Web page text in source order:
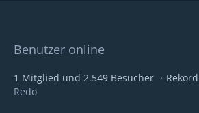
Benutzer online
1 Mitglied und 2.549 Besucher
Redo